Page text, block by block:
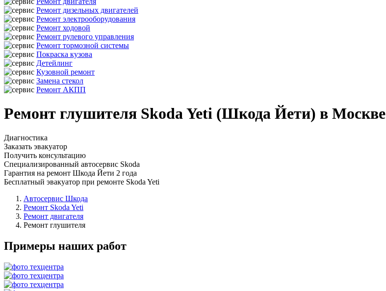
Ремонт дизельных двигателей
Ремонт электрооборудования
Ремонт ходовой
Ремонт рулевого управления
Ремонт тормозной системы
Покраска кузова
Детейлинг
Кузовной ремонт
Замена стекол
Ремонт АКПП
Ремонт глушителя Skoda Yeti (Шкода Йети) в Москве
Диагностика
Заказать эвакуатор
Получить консультацию
Специализированный автосервис Skoda
Гарантия на ремонт Шкода Йети 2 года
Бесплатный эвакуатор при ремонте Skoda Yeti
Автосервис Шкода
Ремонт Skoda Yeti
Ремонт двигателя
Ремонт глушителя
Примеры наших работ